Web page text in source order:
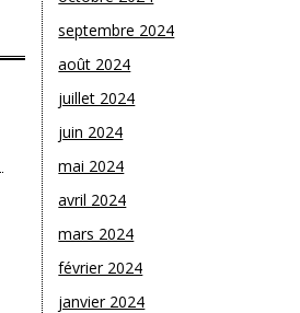
septembre 2024
août 2024
juillet 2024
juin 2024
mai 2024
avril 2024
mars 2024
février 2024
janvier 2024